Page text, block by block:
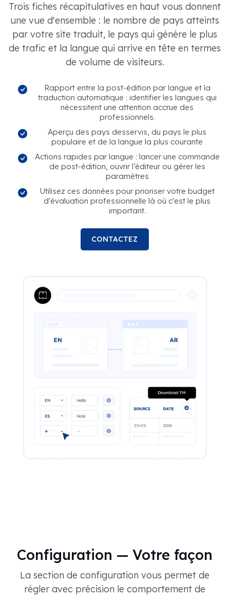
Trois fiches récapitulatives en haut vous donnent
une vue d'ensemble : le nombre de pays atteints
par votre site traduit, le pays qui génère le plus
de trafic et la langue qui arrive en tête en termes
de volume de visiteurs.
Rapport entre la post-édition par langue et la
traduction automatique : identifier les langues qui
nécessitent une attention accrue des
professionnels.
Aperçu des pays desservis, du pays le plus
populaire et de la langue la plus courante
Actions rapides par langue : lancer une commande
de post-édition, ouvrir l’éditeur ou gérer les
paramètres
Utilisez ces données pour prioriser votre budget
d'évaluation professionnelle là où c'est le plus
important.
CONTACTEZ
Configuration — Votre façon
La section de configuration vous permet de
régler avec précision le comportement de